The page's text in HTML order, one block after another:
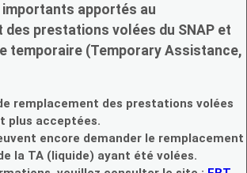
importants apportés au
des prestations volées du SNAP et
temporaire (Temporary Assistance,
remplacement des prestations volées
plus acceptées.
encore demander le remplacement
la TA (liquide) ayant été volées.